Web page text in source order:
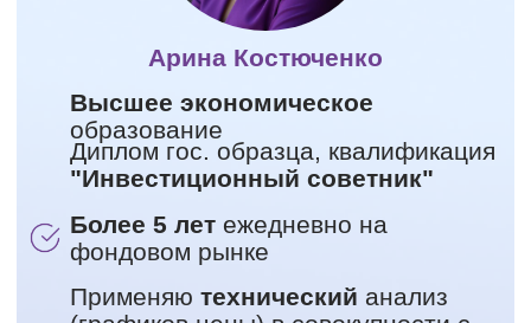
ПОДПИСАТЬСЯ В TG
техническийанализ
(графиков цены) в совокупности с
фундаментальным(отчёты и
перспективы компаний)
анализирую компании,
смотрю графики, пишу своё
мнение и отвечаю на ваши
вопросы.
‌Более 170 публичных прибыльных
сделок в закрытом канале
последний годсо средней
прибылью 17.3% по КАЖДОЙ
сделке.